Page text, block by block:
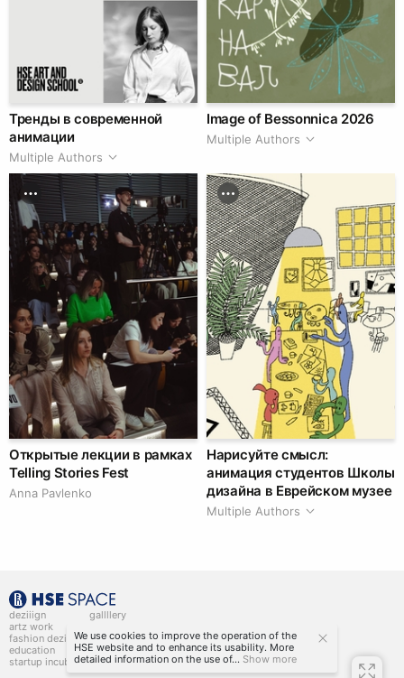
Тренды в современной
анимации
Multiple Authors
Image of Bessonnica 2026
Multiple Authors
Открытые лекции в рамках
Telling Stories Fest
Anna Pavlenko
Нарисуйте смысл:
анимация студентов Школы
дизайна в Еврейском музее
Multiple Authors
deziiign
artz work
fashion deziiign
education
startup incubator
gallllery
kiiids.art
We use cookies to improve the operation of the
HSE website and to enhance its usability. More
detailed information on the use of... Show more